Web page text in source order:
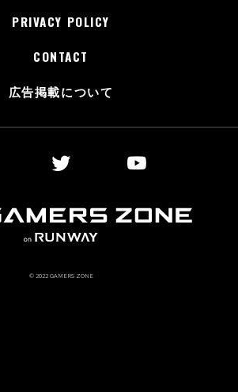
PRIVACY POLICY
CONTACT
広告掲載について
© 2022 GAMERS ZONE